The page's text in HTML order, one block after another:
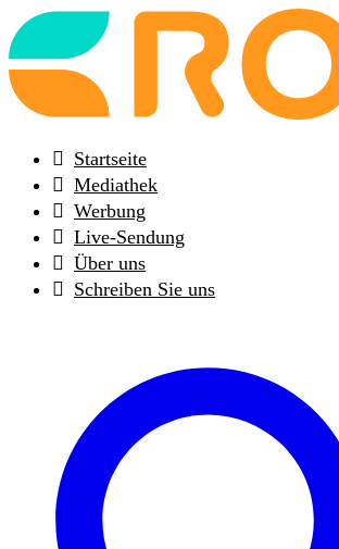
Back
to
frontpage
Startseite
Mediathek
Werbung
Live-Sendung
Über uns
Schreiben Sie uns